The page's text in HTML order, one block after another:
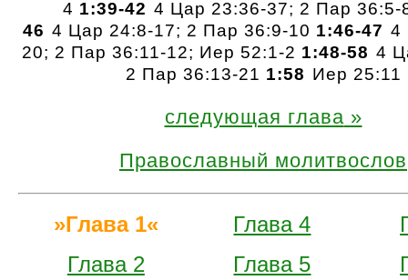
4 1:39-42 4 Цар 23:36-37; 2 Пар
46 4 Цар 24:8-17; 2 Пар 36:9-10 1:46-47 4
20; 2 Пар 36:11-12; Иер 52:1-2 1:48-58 4
2 Пар 36:13-21 1:58 Иер 25:11
следующая глава
Православный молитвослов
Глава 1
Глава 2
Глава 4
Глава 5